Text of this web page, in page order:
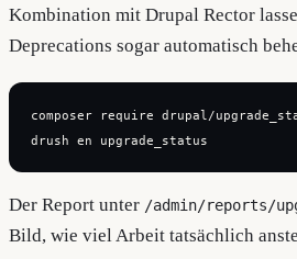
Kombination mit Drupal Rector
Deprecations sogar automatisch
composer require drupal/
Der Report unter /admin/reports/
Bild, wie viel Arbeit tatsächlich